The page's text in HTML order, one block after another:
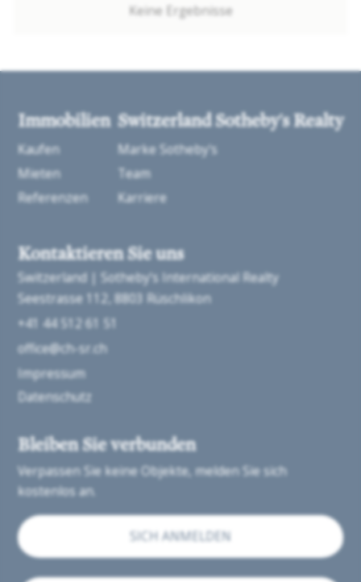
Keine Ergebnisse
Immobilien
Kaufen
Mieten
Referenzen
Switzerland Sotheby's Realty
Marke Sotheby's
Team
Karriere
Kontaktieren Sie uns
Switzerland | Sotheby’s International Realty
Seestrasse 112 8803 Rüschlikon
+41 44 512 61 51
office@ch-sr.ch
Impressum
Datenschutz
Bleiben Sie verbunden
Verpassen Sie keine Objekte, melden Sie sich
kostenlos an.
SICH ANMELDEN